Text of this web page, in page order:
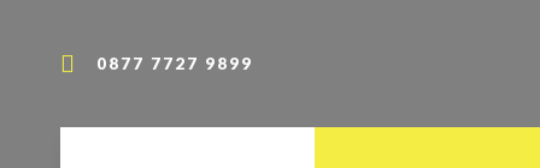
0877 7727 9899